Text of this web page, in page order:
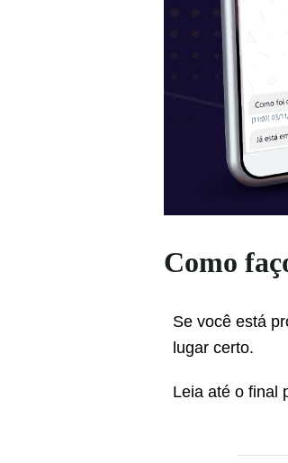
Como
Se você está
lugar certo.
Leia até o final